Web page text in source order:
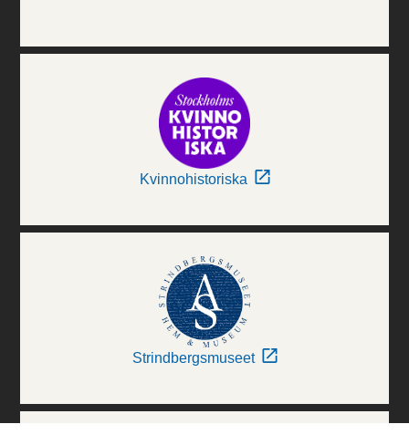
Kvinnohistoriska
Strindbergsmuseet